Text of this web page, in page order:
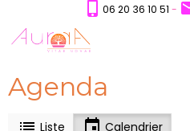
06 20 36 10 51 -
Agenda
Liste Calendrier